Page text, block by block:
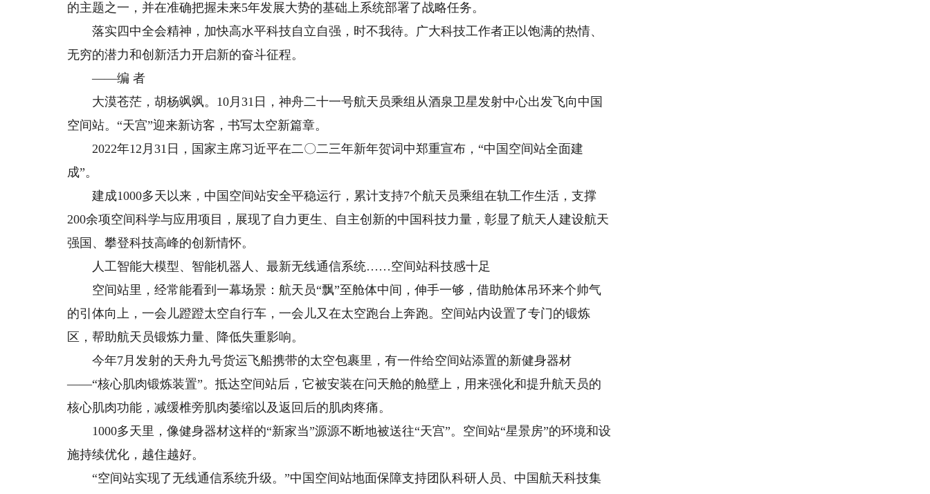
的主题之一，并在准确把握未来5年发展大势的基础上系统部署了战略任务。
落实四中全会精神，加快高水平科技自立自强，时不我待。广大科技工作者正以饱满的热情、
无穷的潜力和创新活力开启新的奋斗征程。
——编 者
大漠苍茫，胡杨飒飒。10月31日，神舟二十一号航天员乘组从酒泉卫星发射中心出发飞向中国
空间站。“天宫”迎来新访客，书写太空新篇章。
2022年12月31日，国家主席习近平在二〇二三年新年贺词中郑重宣布，“中国空间站全面建
成”。
建成1000多天以来，中国空间站安全平稳运行，累计支持7个航天员乘组在轨工作生活，支撑
200余项空间科学与应用项目，展现了自力更生、自主创新的中国科技力量，彰显了航天人建设航天
强国、攀登科技高峰的创新情怀。
人工智能大模型、智能机器人、最新无线通信系统……空间站科技感十足
空间站里，经常能看到一幕场景：航天员“飘”至舱体中间，伸手一够，借助舱体吊环来个帅气
的引体向上，一会儿蹬蹬太空自行车，一会儿又在太空跑台上奔跑。空间站内设置了专门的锻炼
区，帮助航天员锻炼力量、降低失重影响。
今年7月发射的天舟九号货运飞船携带的太空包裹里，有一件给空间站添置的新健身器材
——“核心肌肉锻炼装置”。抵达空间站后，它被安装在问天舱的舱壁上，用来强化和提升航天员的
核心肌肉功能，减缓椎旁肌肉萎缩以及返回后的肌肉疼痛。
1000多天里，像健身器材这样的“新家当”源源不断地被送往“天宫”。空间站“星景房”的环境和设
施持续优化，越住越好。
“空间站实现了无线通信系统升级。”中国空间站地面保障支持团队科研人员、中国航天科技集